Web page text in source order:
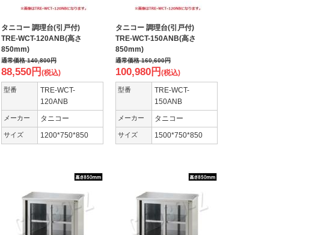
タニコー 調理台(引戸付)
TRE-WCT-120ANB(高さ
850mm)
通常価格140,800円
88,550円 (税込)
型番
TRE-WCT-
120ANB
メーカー タニコー
サイズ 1200*750*850
タニコー 調理台(引戸付)
TRE-WCT-150ANB(高さ
850mm)
通常価格160,600円
100,980円 (税込)
型番
TRE-WCT-
150ANB
メーカー タニコー
サイズ 1500*750*850